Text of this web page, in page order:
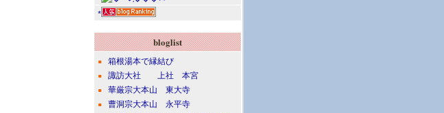
*
bloglist
箱根湯本で縁結び
諏訪大社 上社 本宮
華厳宗大本山 東大寺
曹洞宗大本山 永平寺